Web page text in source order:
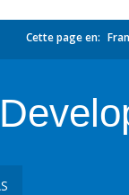
Cette page en: